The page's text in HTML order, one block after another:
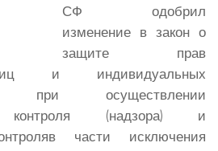
СФ одобрил
изменение в закон о
защите прав
и индивидуальных
при осуществлении
контроля (надзора) и
в части исключения